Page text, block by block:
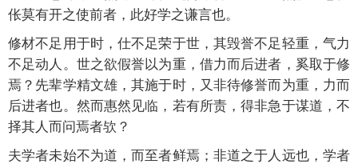
伥莫有开之使前者，此好学之谦言也。
修材不足用于时，仕不足荣于世，其毁誉不足轻重，气力
不足动人。世之欲假誉以为重，借力而后进者，奚取于修
焉？先辈学精文雄，其施于时，又非待修誉而为重，力而
后进者也。然而惠然见临，若有所责，得非急于谋道，不
择其人而问焉者欤？
夫学者未始不为道，而至者鲜焉；非道之于人远也，学者